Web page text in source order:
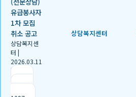
유급봉사자
1차 모집
취소 공고
상담복지센
터 |
2026.03.11
|
상담복지센터